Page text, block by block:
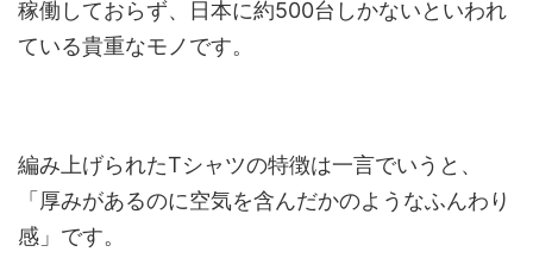
稼働しておらず、日本に約500台しかないといわれ
ている貴重なモノです。
編み上げられたTシャツの特徴は一言でいうと、
「厚みがあるのに空気を含んだかのようなふんわり
感」 です。